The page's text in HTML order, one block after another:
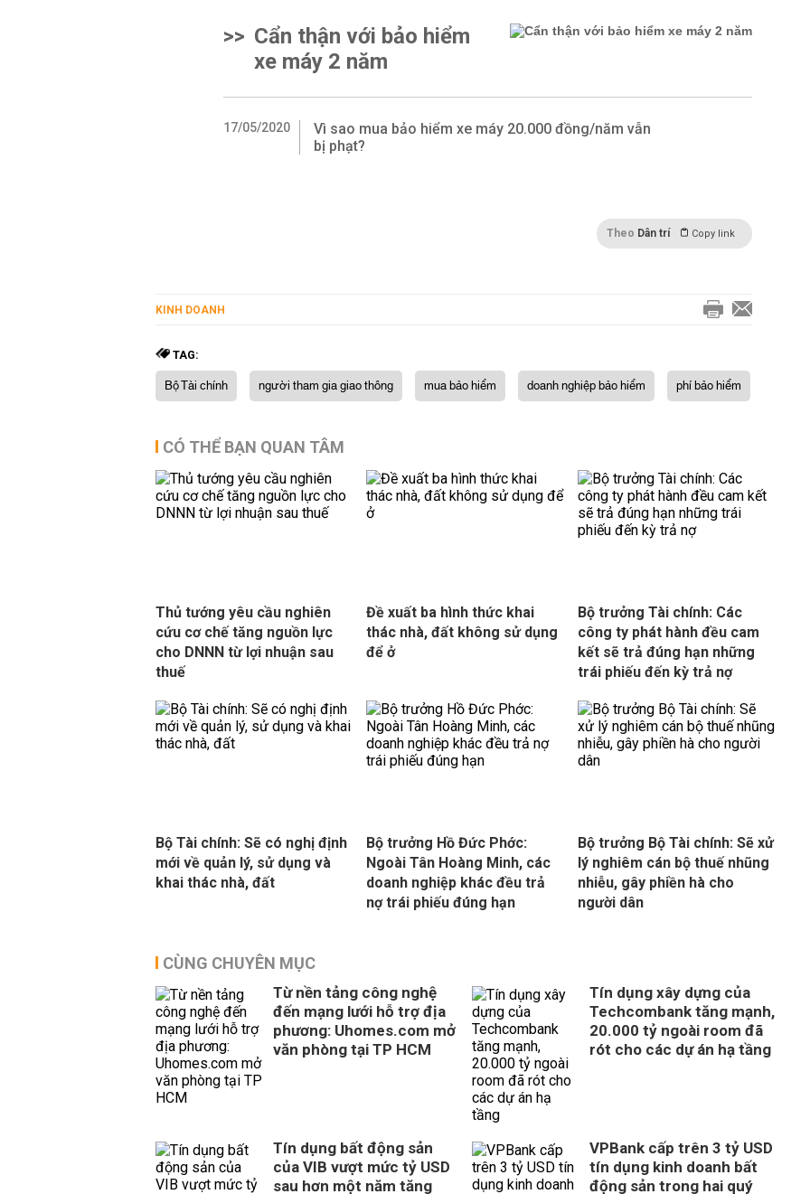
>> Cẩn thận với bảo hiểm
xe máy 2 năm
17/05/2020
Vì sao mua bảo hiểm xe máy 20.000 đồng/năm vẫn
bị phạt?
Theo Dân trí Copy link
KINH DOANH
TAG:
Bộ Tài chính người tham gia giao thông mua bảo hiểm doanh nghiệp bảo hiểm phí bảo hiểm
CÓ THỂ BẠN QUAN TÂM
Thủ tướng yêu cầu nghiên
cứu cơ chế tăng nguồn lực
cho DNNN từ lợi nhuận sau
thuế
Đề xuất ba hình thức khai
thác nhà, đất không sử dụng
để ở
Bộ trưởng Tài chính: Các
công ty phát hành đều cam
kết sẽ trả đúng hạn những
trái phiếu đến kỳ trả nợ
Bộ Tài chính: Sẽ có nghị định
mới về quản lý, sử dụng và
khai thác nhà, đất
Bộ trưởng Hồ Đức Phớc:
Ngoài Tân Hoàng Minh, các
doanh nghiệp khác đều trả
nợ trái phiếu đúng hạn
Bộ trưởng Bộ Tài chính: Sẽ xử
lý nghiêm cán bộ thuế nhũng
nhiễu, gây phiền hà cho
người dân
CÙNG CHUYÊN MỤC
Từ nền tảng công nghệ
đến mạng lưới hỗ trợ địa
phương: Uhomes.com mở
văn phòng tại TP HCM
Tín dụng xây dựng của
Techcombank tăng mạnh,
20.000 tỷ ngoài room đã
rót cho các dự án hạ tầng
Tín dụng bất động sản
của VIB vượt mức tỷ USD
sau hơn một năm tăng
VPBank cấp trên 3 tỷ USD
tín dụng kinh doanh bất
động sản trong hai quý